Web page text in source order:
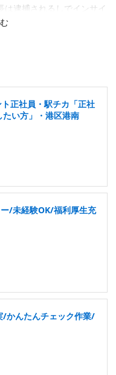
逮捕されるしでインサイ
。 偶然も重なって2017
も、ちょっとしたハプニ
（ウィザードリィでちょっ
グラストンベリーのヘッ
正社員・駅チカ「正社
い方」・港区港南
ー/未経験OK/福利厚生充
かんたんチェック作業/